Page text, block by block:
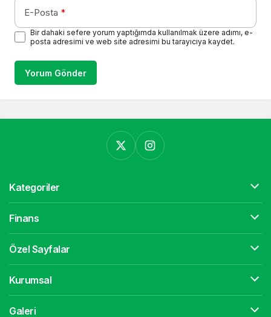
E-Posta *
Bir dahaki sefere yorum yaptığımda kullanılmak üzere adımı, e-
posta adresimi ve web site adresimi bu tarayıcıya kaydet.
Yorum Gönder
Kategoriler
Finans
Özel Sayfalar
Kurumsal
Galeri